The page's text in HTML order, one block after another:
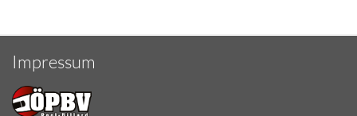
Impressum